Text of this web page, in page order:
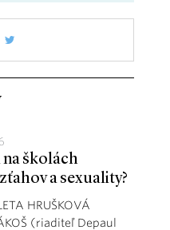
školách
a sexuality?
HRUŠKOVÁ
(riaditeľ Depaul